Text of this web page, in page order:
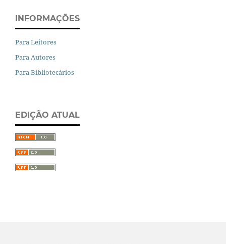
INFORMAÇÕES
Para Leitores
Para Autores
Para Bibliotecários
EDIÇÃO ATUAL